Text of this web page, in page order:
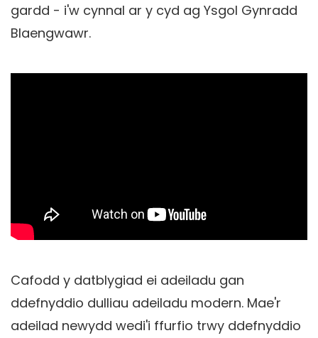
gardd - i'w cynnal ar y cyd ag Ysgol Gynradd
Blaengwawr.
Cafodd y datblygiad ei adeiladu gan
ddefnyddio dulliau adeiladu modern. Mae'r
adeilad newydd wedi'i ffurfio trwy ddefnyddio